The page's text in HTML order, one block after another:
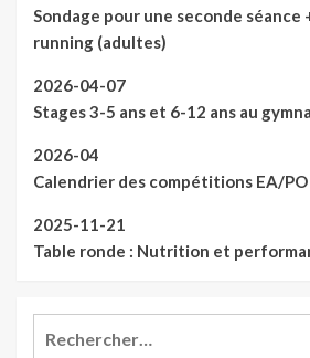
Sondage pour une seconde séance
running (adultes)
2026-04-07
Stages 3-5 ans et 6-12 ans au
2026-04
Calendrier des compétitions EA/
2025-11-21
Table ronde : Nutrition et